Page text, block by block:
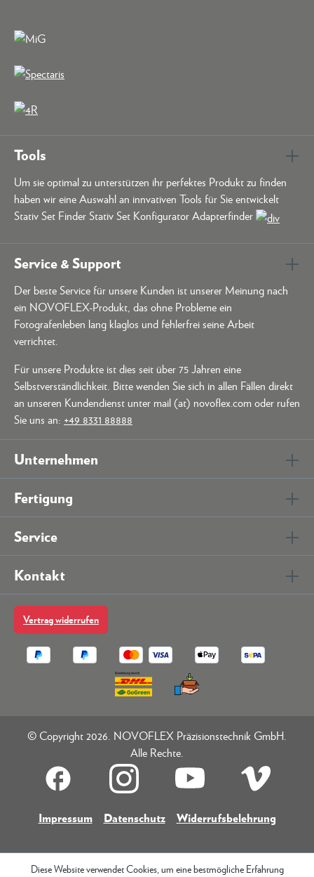
Tools
Um sie optimal zu unterstützen ihr perfektes Produkt zu finden
haben wir eine Auswahl an innvativen Tools für Sie entwickelt
Stativ Set Finder Stativ Set Konfigurator Adapterfinder
Service & Support
Der beste Service für unsere Kunden ist unserer Meinung nach
ein NOVOFLEX-Produkt, das ohne Probleme ein
Fotografenleben lang klaglos und fehlerfrei seine Arbeit
verrichtet.
Für unsere Produkte ist dies seit über 75 Jahren eine
Selbstverständlichkeit. Bitte wenden Sie sich in allen Fällen direkt
an unseren Kundendienst unter mail (at) novoflex.com oder rufen
Sie uns an: +49 8331 88888
Unternehmen
Fertigung
Service
Kontakt
Vertrag widerrufen
© Copyright 2026. NOVOFLEX Präzisionstechnik GmbH.
Alle Rechte.
Impressum Datenschutz Widerrufsbelehrung
Diese Website verwendet Cookies, um eine bestmögliche Erfahrung